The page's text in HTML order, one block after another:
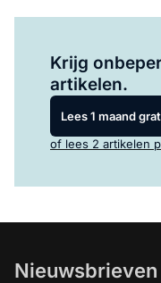
Krijg
artikelen.
Lees 1 maand
of lees 2 artikelen
Nieuwsbrieven